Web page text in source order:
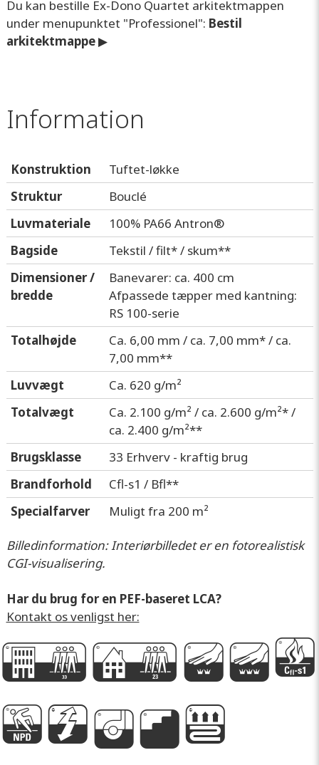
Du kan bestille Ex-Dono Quartet arkitektmappen
under menupunktet "Professionel": Bestil
arkitektmappe▶
Information
Konstruktion
Tuftet-løkke
Struktur
Bouclé
Luvmateriale
100% PA66 Antron®
Bagside
Tekstil / filt* / skum**
Dimensioner /
bredde
Banevarer: ca. 400 cm
Afpassede tæpper med kantning:
RS 100-serie
Totalhøjde
Ca. 6,00 mm / ca. 7,00 mm* / ca.
7,00 mm**
Luvvægt
Ca. 620 g/m²
Totalvægt
Ca. 2.100 g/m² / ca. 2.600 g/m²* /
ca. 2.400 g/m²**
Brugsklasse
33 Erhverv - kraftig brug
Brandforhold
Cfl-s1 / Bfl**
Specialfarver
Muligt fra 200 m²
Billedinformation: Interiørbilledet er en fotorealistisk
CGI-visualisering.
Har du brug for en PEF-baseret LCA?
Kontakt os venligst her:
GDlmI
PAgie